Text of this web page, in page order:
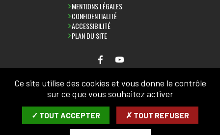
MENTIONS LÉGALES
CONFIDENTIALITÉ
ACCESSIBILITÉ
PLAN DU SITE
NEWSLETTER
SAISIR VOTRE ADRESSE MAIL:
Ce site utilise des cookies et vous donne le contrôle
sur ce que vous souhaitez activer
✓ TOUT ACCEPTER ✗ TOUT REFUSER